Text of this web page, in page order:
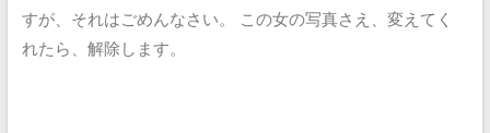
すが、それはごめんなさい。
この女の写真さえ、変えてく
れたら、解除します。